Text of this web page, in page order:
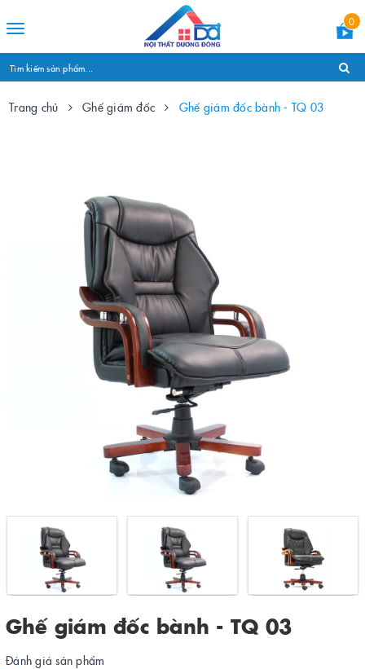
Toggle
0
Trang chủ Ghế giám đốc Ghế giám đốc bành - TQ 03
Ghế giám đốc bành - TQ 03
Đánh giá sản phẩm